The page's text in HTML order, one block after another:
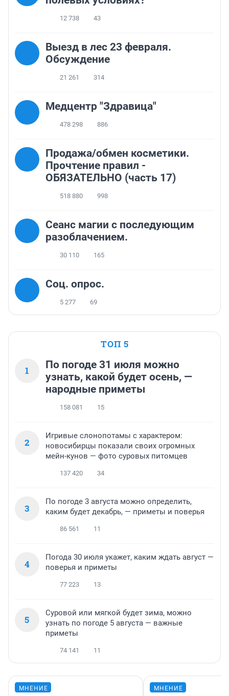
12 738 43
Выезд в лес 23 февраля.
Обсуждение
21 261 314
Медцентр "Здравица"
478 298 886
Продажа/обмен косметики.
Прочтение правил -
ОБЯЗАТЕЛЬНО (часть 17)
518 880 998
Сеанс магии с последующим
разоблачением.
30 110 165
Соц. опрос.
5 277 69
ТОП 5
1
По погоде 31 июля можно
узнать, какой будет осень, —
народные приметы
158 081 15
2
Игривые слонопотамы с характером:
новосибирцы показали своих огромных
мейн-кунов — фото суровых питомцев
137 420 34
3
По погоде 3 августа можно определить,
каким будет декабрь, — приметы и поверья
86 561 11
4
Погода 30 июля укажет, каким ждать август —
поверья и приметы
77 223 13
5
Суровой или мягкой будет зима, можно
узнать по погоде 5 августа — важные
приметы
74 141 11
МНЕНИЕ МНЕНИЕ